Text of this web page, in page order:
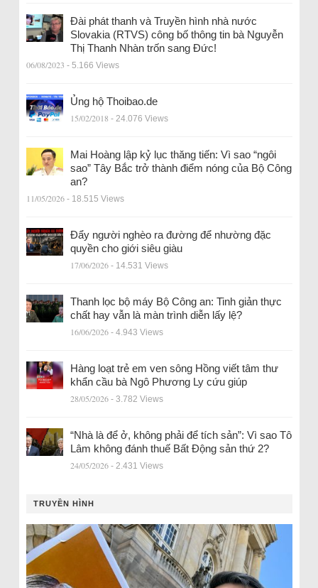
Đài phát thanh và Truyền hình nhà nước
Slovakia (RTVS) công bố thông tin bà Nguyễn
Thị Thanh Nhàn trốn sang Đức!
06/08/2023 - 5.166 Views
Ủng hộ Thoibao.de
15/02/2018 - 24.076 Views
Mai Hoàng lập kỷ lục thăng tiến: Vì sao “ngôi
sao” Tây Bắc trở thành điểm nóng của Bộ Công
an?
11/05/2026 - 18.515 Views
Đẩy người nghèo ra đường để nhường đặc
quyền cho giới siêu giàu
17/06/2026 - 14.531 Views
Thanh lọc bộ máy Bộ Công an: Tinh giản thực
chất hay vẫn là màn trình diễn lấy lệ?
16/06/2026 - 4.943 Views
Hàng loạt trẻ em ven sông Hồng viết tâm thư
khẩn cầu bà Ngô Phương Ly cứu giúp
28/05/2026 - 3.782 Views
“Nhà là để ở, không phải để tích sản”: Vì sao Tô
Lâm không đánh thuế Bất Động sản thứ 2?
24/05/2026 - 2.431 Views
TRUYỀN HÌNH